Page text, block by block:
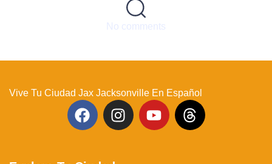
No comments
Vive Tu Ciudad Jax Jacksonville En Español